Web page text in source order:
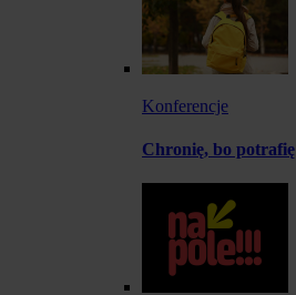
Konferencje
Chronię, bo potrafię